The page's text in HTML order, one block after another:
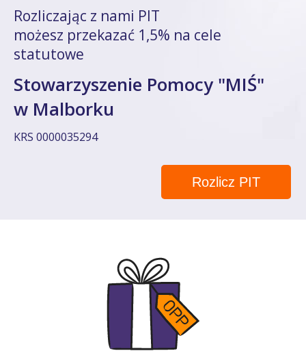
Rozliczając z nami PIT
możesz przekazać 1,5% na cele
statutowe
Stowarzyszenie Pomocy "MIŚ"
w Malborku
KRS 0000035294
Rozlicz PIT